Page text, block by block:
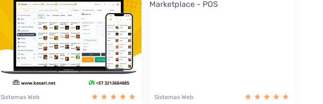
Sistemas Web Sistemas Web